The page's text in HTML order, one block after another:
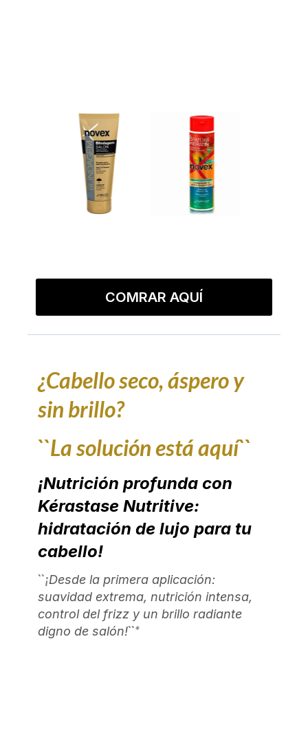
COMRAR AQUÍ
¿Cabello seco, áspero y
sin brillo?
``La solución está aquí``
¡Nutrición profunda con
Kérastase Nutritive:
hidratación de lujo para tu
cabello!
``¡Desde la primera aplicación:
suavidad extrema, nutrición intensa,
control del frizz y un brillo radiante
digno de salón!``*